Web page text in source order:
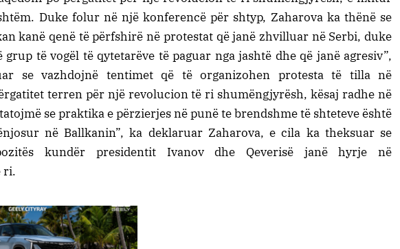
Duke folur në një konferencë për shtyp, Zaharova ka thënë se
kanë qenë të përfshirë në protestat që janë zhvilluar në Serbi, duke
të vogël të qytetarëve të paguar nga jashtë dhe që janë agresiv”,
se vazhdojnë tentimet që të organizohen protesta të tilla në
terren për një revolucion të ri shumëngjyrësh, kësaj radhe në
se praktika e përzierjes në punë te brendshme të shteteve është
në Ballkanin”, ka deklaruar Zaharova, e cila ka theksuar se
kundër presidentit Ivanov dhe Qeverisë janë hyrje në
ri.